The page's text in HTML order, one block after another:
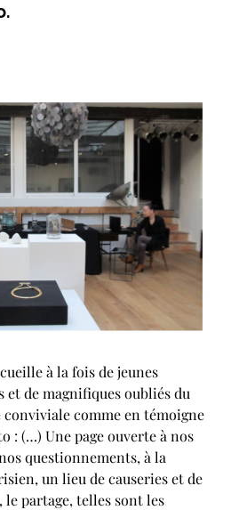
à la fois de jeunes
de magnifiques oubliés du
conviviale comme en témoigne
: (…) Une page ouverte à nos
questionnements, à la
un lieu de causeries et de
partage, telles sont les